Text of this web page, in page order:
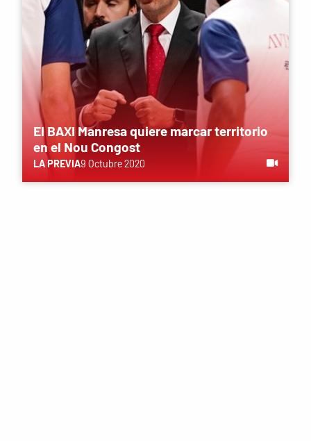
El BAXI Manresa quiere marcar territorio
en el Nou Congost
LA PREVIA9 Octubre 2020